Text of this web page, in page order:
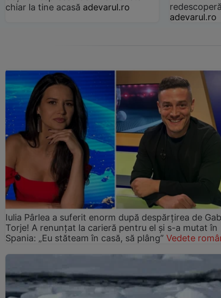
chiar la tine acasă adevarul.ro
adevarul.ro
Iulia Pârlea a suferit enorm după despărțirea de
Torje! A renunțat la carieră pentru el și s-a mutat în
Spania: „Eu stăteam în casă, să plâng” Vedete